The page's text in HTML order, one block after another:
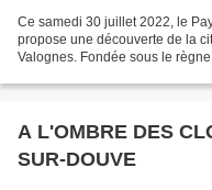
Ce samedi 30 juillet 2022, le
propose une découverte de la
Valognes. Fondée sous le
A L'OMBRE DES
SUR-DOUVE